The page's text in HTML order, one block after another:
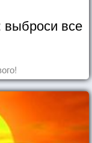
выброси все